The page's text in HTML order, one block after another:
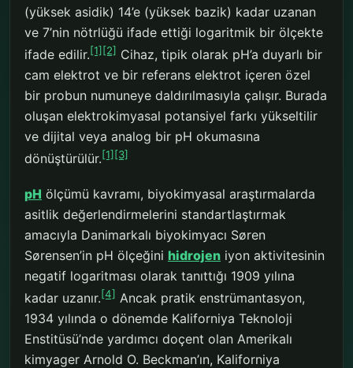
(yüksek asidik) 14’e (yüksek bazik) kadar uzanan
ve 7’nin nötrlüğü ifade ettiği logaritmik bir ölçekte
ifade edilir.[1] [2] Cihaz, tipik olarak pH’a duyarlı bir
cam elektrot ve bir referans elektrot içeren özel
bir probun numuneye daldırılmasıyla çalışır. Burada
oluşan elektrokimyasal potansiyel farkı yükseltilir
ve dijital veya analog bir pH okumasına
dönüştürülür.[1] [3]
pH ölçümü kavramı, biyokimyasal araştırmalarda
asitlik değerlendirmelerini standartlaştırmak
amacıyla Danimarkalı biyokimyacı Søren
Sørensen’in pH ölçeğini hidrojen iyon aktivitesinin
negatif logaritması olarak tanıttığı 1909 yılına
kadar uzanır.[4] Ancak pratik enstrümantasyon,
1934 yılında o dönemde Kaliforniya Teknoloji
Enstitüsü’nde yardımcı doçent olan Amerikalı
kimyager Arnold O. Beckman’ın, Kaliforniya